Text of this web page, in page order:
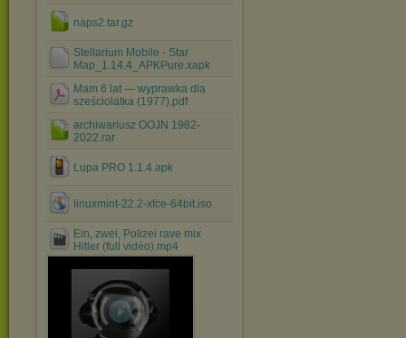
naps2.tar.gz
Stellarium Mobile - Star
Map_1.14.4_APKPure.xapk
Mam 6 lat — wyprawka dla
sześciolatka (1977).pdf
archiwariusz OOJN 1982-
2022.rar
Lupa PRO 1.1.4.apk
linuxmint-22.2-xfce-64bit.iso
Ein, zwei, Polizei rave mix
Hitler (full vidéo).mp4